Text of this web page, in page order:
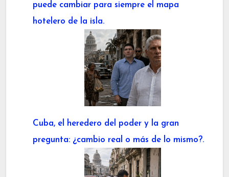
puede cambiar para siempre el mapa
hotelero de la isla.
Cuba, el heredero del poder y la gran
pregunta: ¿cambio real o más de lo mismo?.